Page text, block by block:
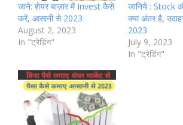
जाने: शेयर बाज़ार में Invest कैसे
करें, आसानी से 2023
August 2, 2023
In "ट्रेडिंग"
जानिये : Stock
क्या अंतर है,
2023
July 9, 2023
In "ट्रेडिंग"